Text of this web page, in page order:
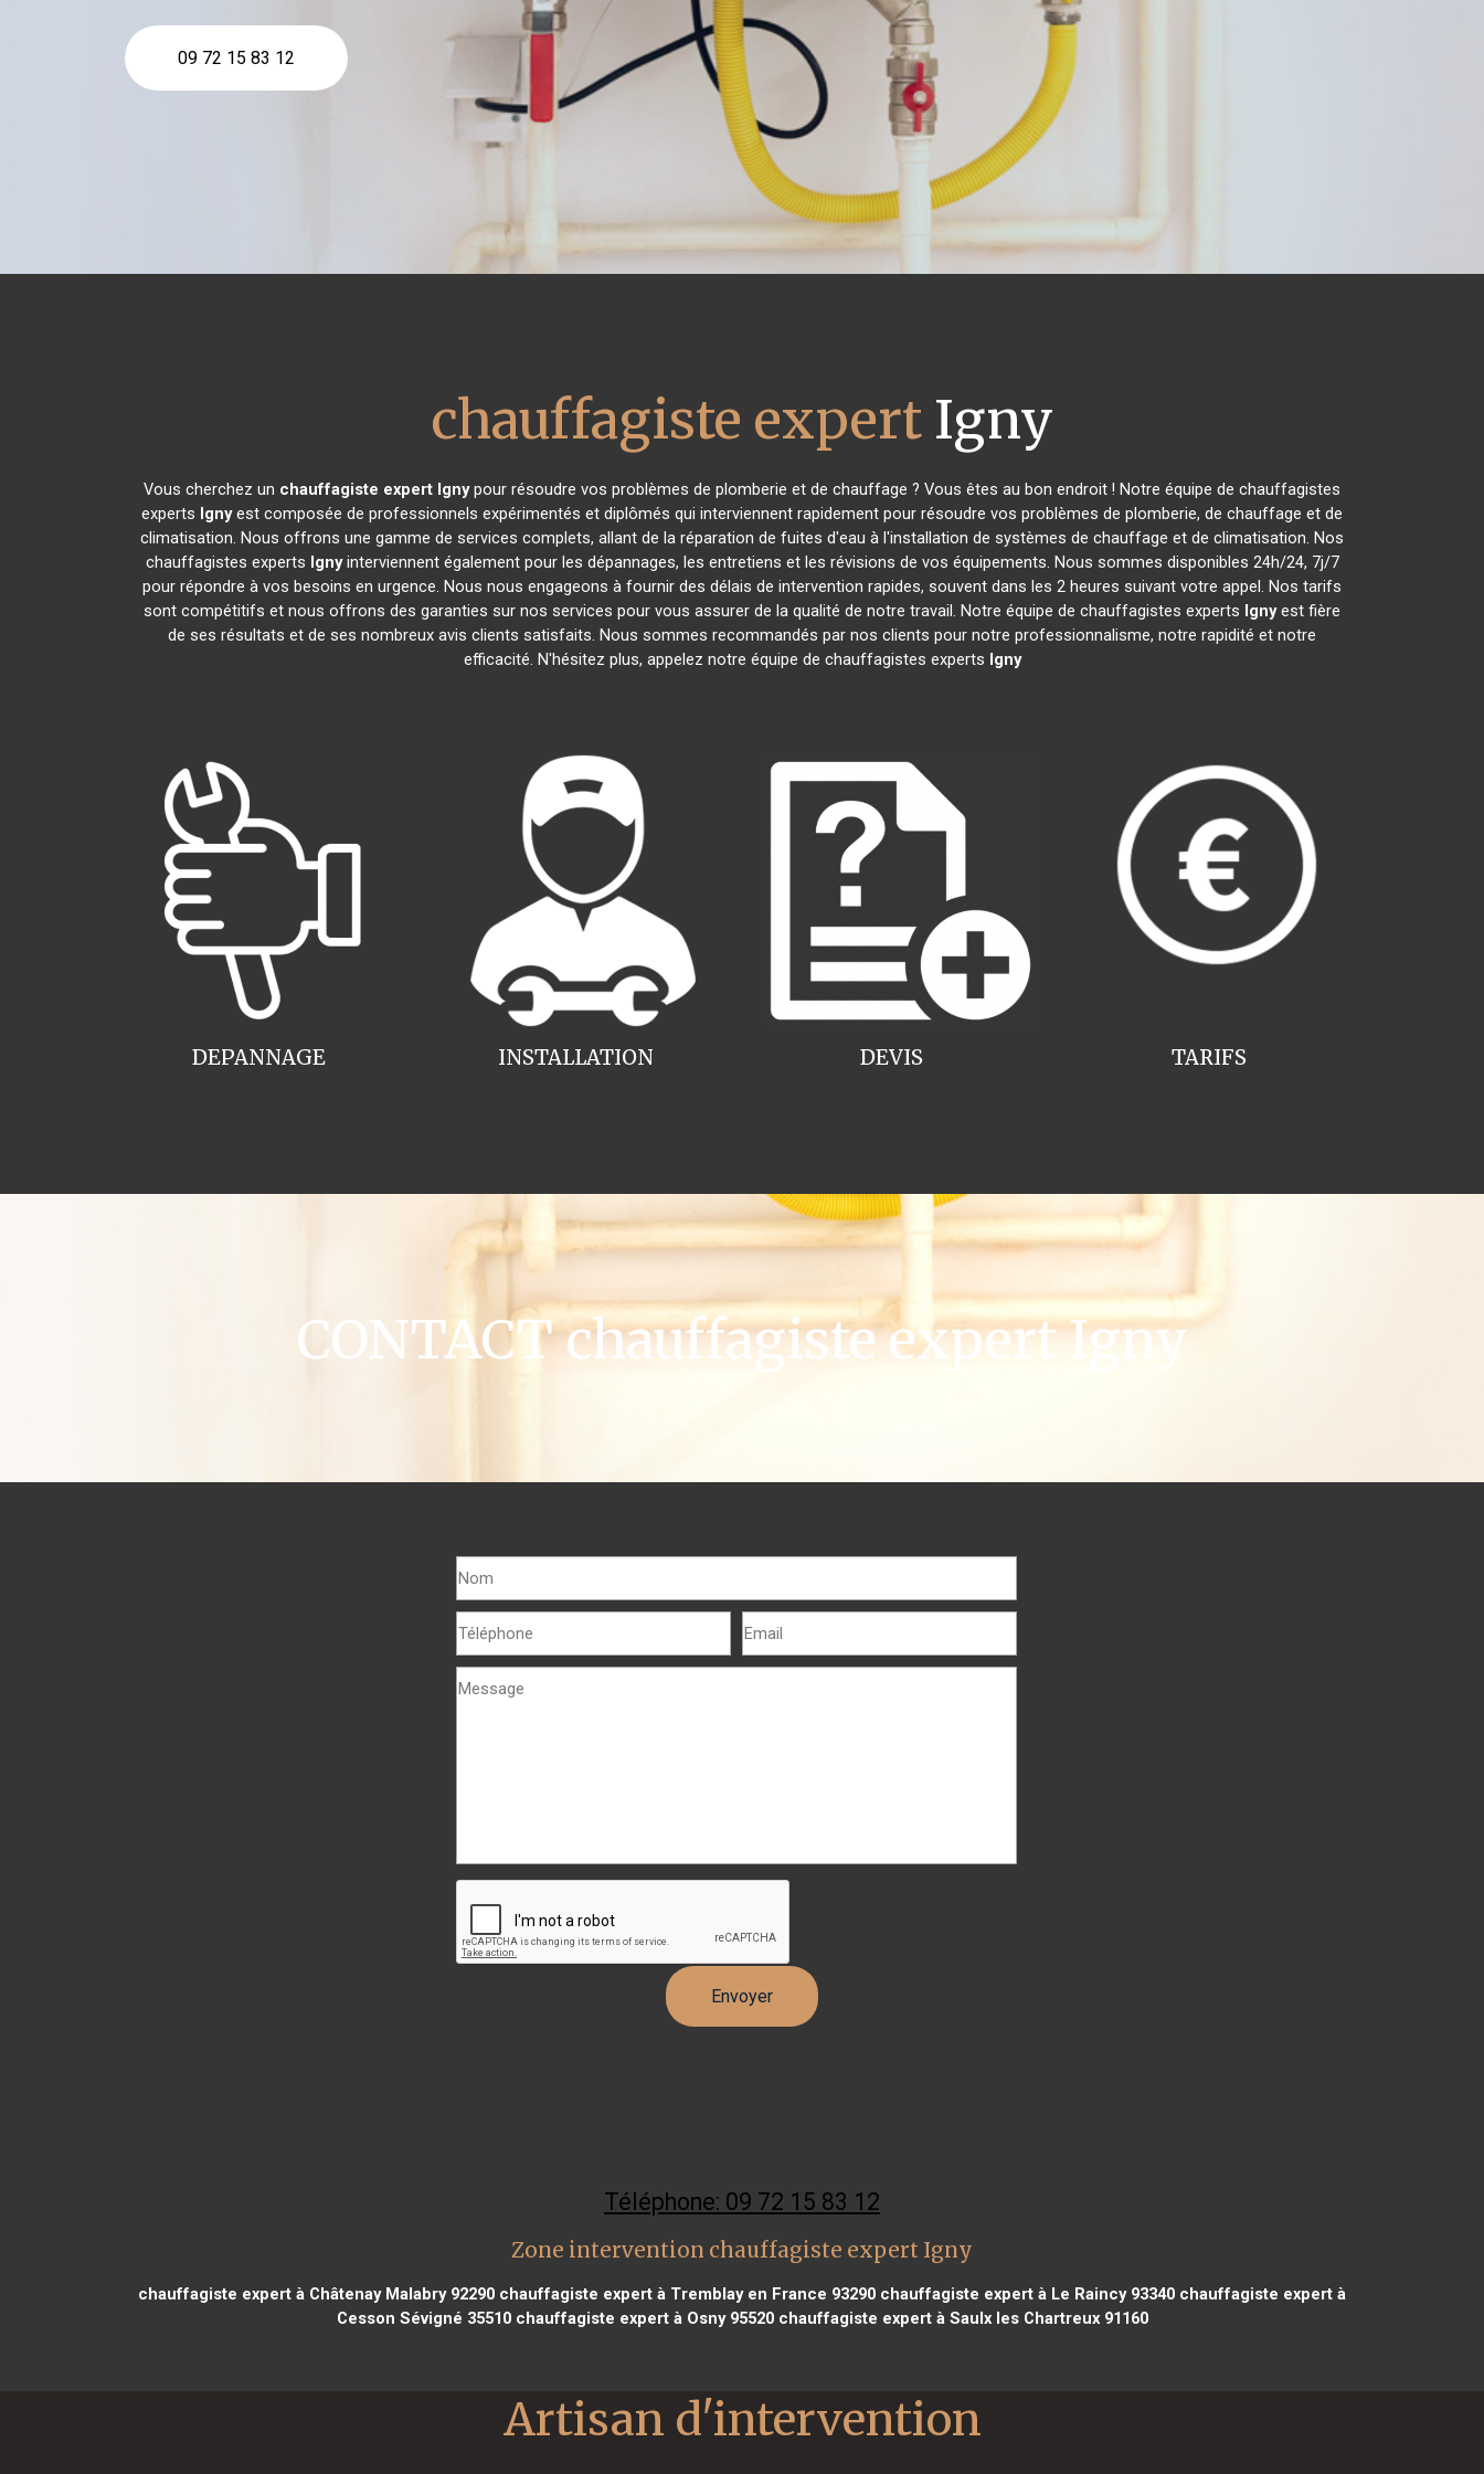
09 72 15 83 12
chauffagiste expert Igny
Vous cherchez un chauffagiste expert Ignypour résoudre vos problèmes de plomberie et de chauffage ? Vous êtes au bon endroit ! Notre équipe de chauffagistes
experts Ignyest composée de professionnels expérimentés et diplômés qui interviennent rapidement pour résoudre vos problèmes de plomberie, de chauffage et de
climatisation. Nous offrons une gamme de services complets, allant de la réparation de fuites d'eau à l'installation de systèmes de chauffage et de climatisation. Nos
chauffagistes experts Ignyinterviennent également pour les dépannages, les entretiens et les révisions de vos équipements. Nous sommes disponibles 24h/24, 7j/7
pour répondre à vos besoins en urgence. Nous nous engageons à fournir des délais de intervention rapides, souvent dans les 2 heures suivant votre appel. Nos tarifs
sont compétitifs et nous offrons des garanties sur nos services pour vous assurer de la qualité de notre travail. Notre équipe de chauffagistes experts Ignyest fière
de ses résultats et de ses nombreux avis clients satisfaits. Nous sommes recommandés par nos clients pour notre professionnalisme, notre rapidité et notre
efficacité. N'hésitez plus, appelez notre équipe de chauffagistes experts Igny
INSTALLATION
DEPANNAGE TARIFS
DEVIS
CONTACT chauffagiste expert Igny
Téléphone: 09 72 15 83 12
Zone intervention chauffagiste expert Igny
chauffagiste expert à Châtenay Malabry 92290 chauffagiste expert à Tremblay en France 93290 chauffagiste expert à Le Raincy 93340 chauffagiste expert à
Cesson Sévigné 35510chauffagiste expert à Osny 95520chauffagiste expert à Saulx les Chartreux 91160
Artisan d'intervention